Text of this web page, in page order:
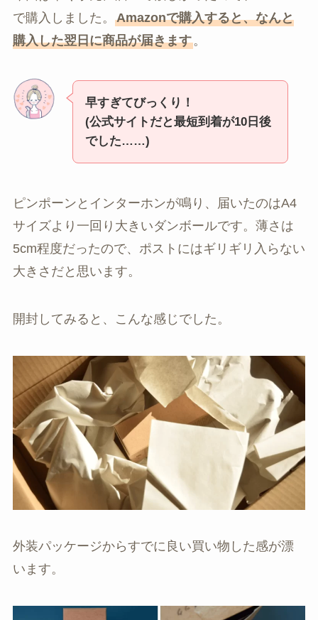
で購入しました。 Amazonで購入すると、なんと
購入した翌日に商品が届きます。
早すぎてびっくり！
(公式サイトだと最短到着が10日後
でした……)
ピンポーンとインターホンが鳴り、届いたのはA4
サイズより一回り大きいダンボールです。薄さは
5cm程度だったので、ポストにはギリギリ入らない
大きさだと思います。
開封してみると、こんな感じでした。
外装パッケージからすでに良い買い物した感が漂
います。